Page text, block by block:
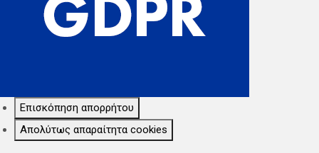
Επισκόπηση απορρήτου
Απολύτως απαραίτητα cookies